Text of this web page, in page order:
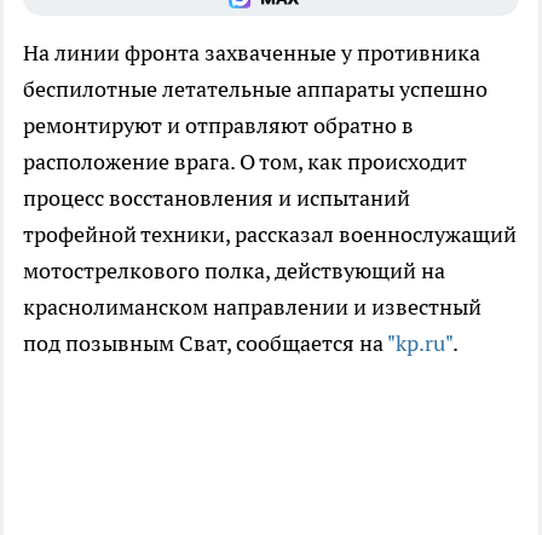
На линии фронта захваченные у противника
беспилотные летательные аппараты успешно
ремонтируют и отправляют обратно в
расположение врага. О том, как происходит
процесс восстановления и испытаний
трофейной техники, рассказал военнослужащий
мотострелкового полка, действующий на
краснолиманском направлении и известный
под позывным Сват, сообщается на"kp.ru".